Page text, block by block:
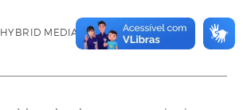
MEDIA SYSTEM; POLITICAL